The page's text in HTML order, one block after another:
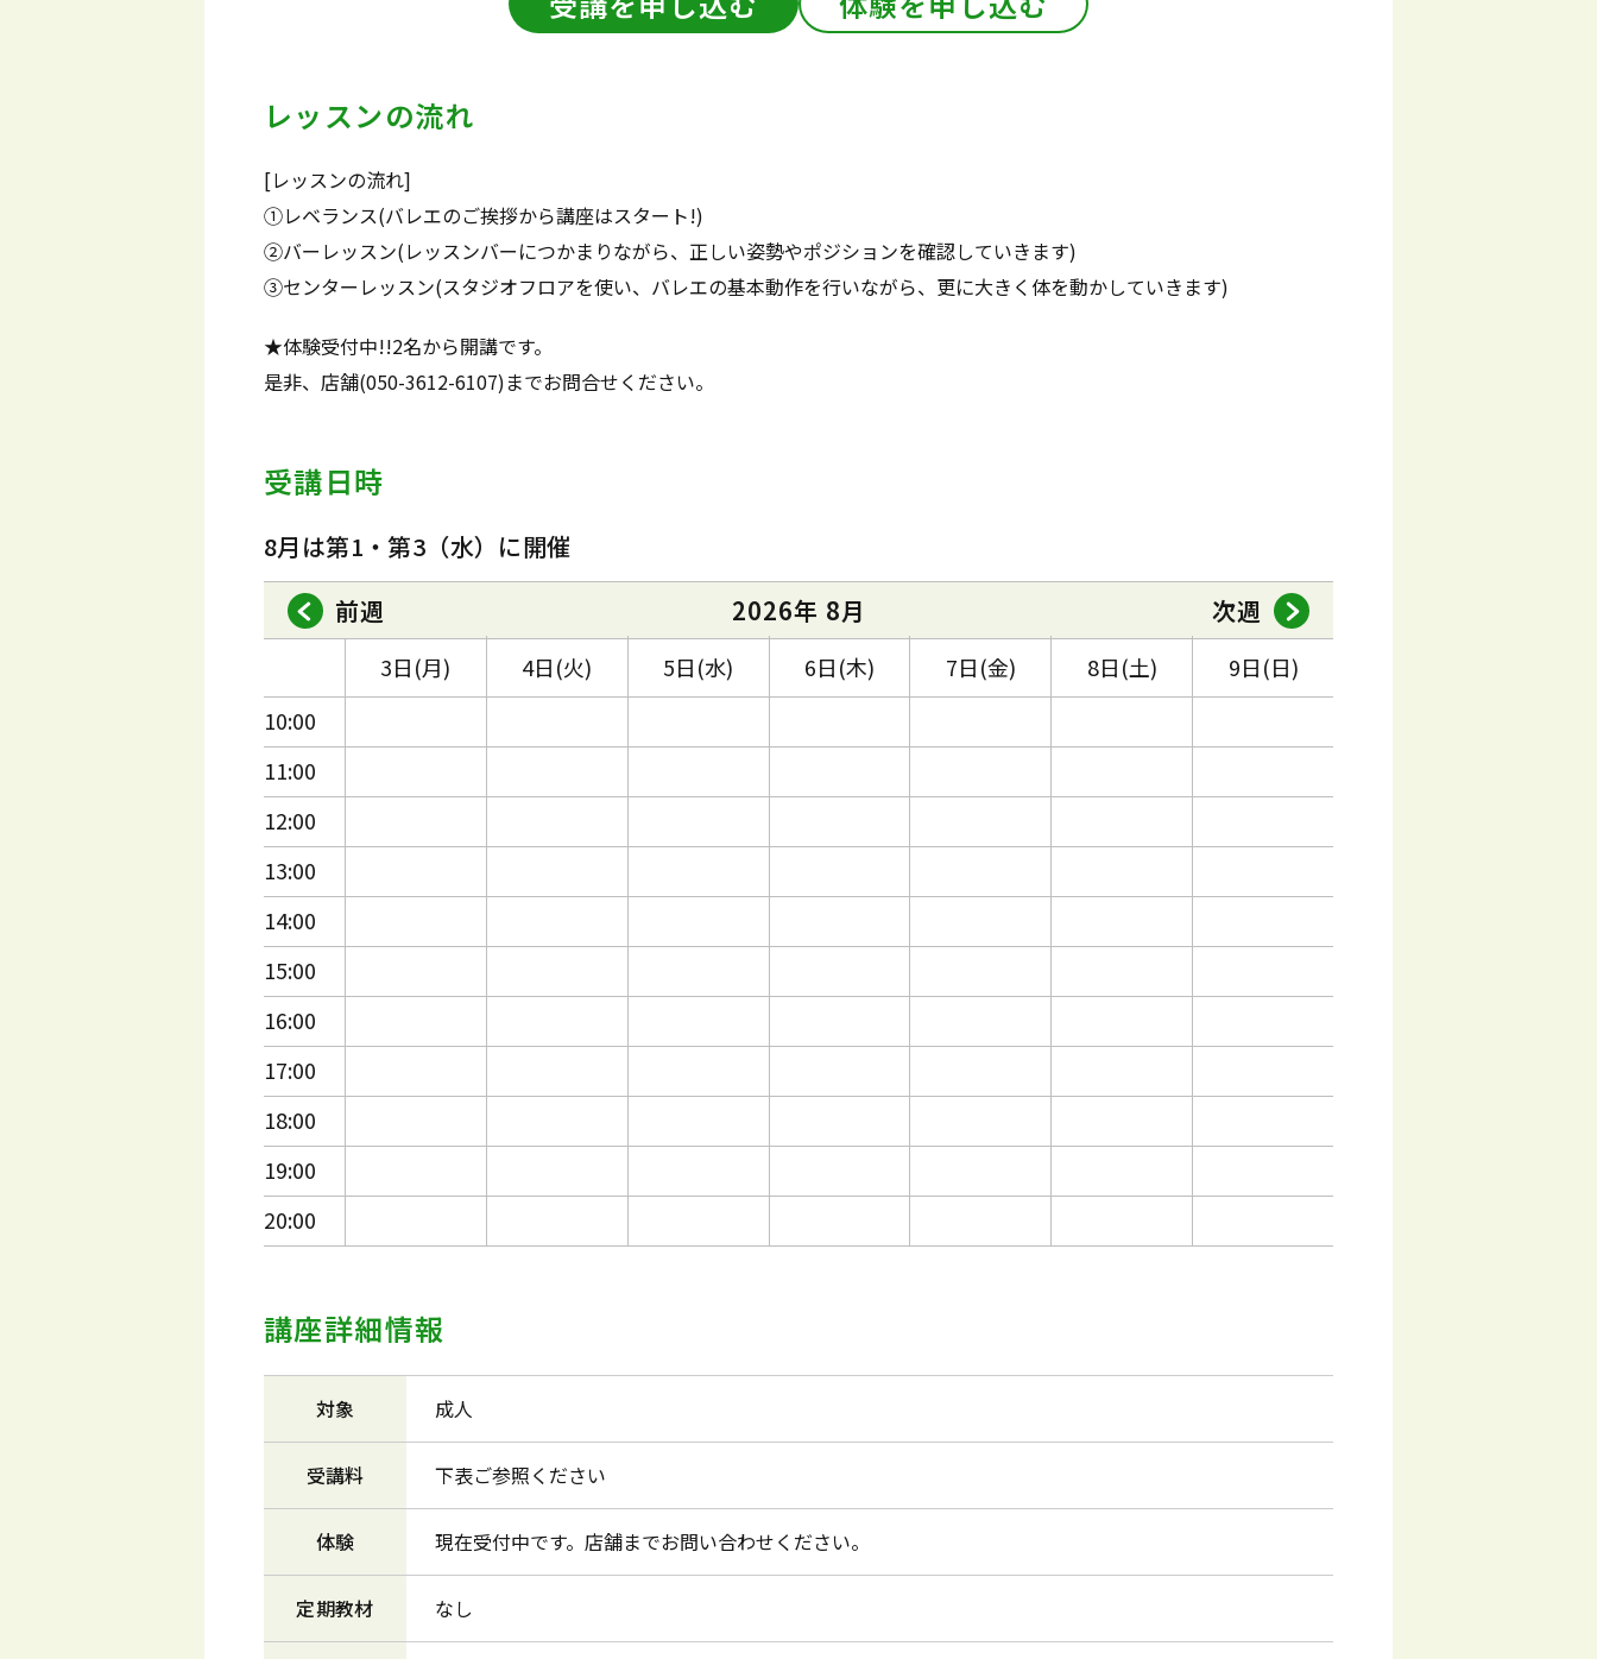
レッスンの流れ
[レッスンの流れ]
①レベランス(バレエのご挨拶から講座はスタート!)
②バーレッスン(レッスンバーにつかまりながら、正しい姿勢やポジションを確認していきます)
③センターレッスン(スタジオフロアを使い、バレエの基本動作を行いながら、更に大きく体を動かしていきます)
★体験受付中!!2名から開講です。
是非、店舗(050-3612-6107)までお問合せください。
受講日時
8月は第1・第3（水）に開催
前週
2026年 8月 次週
10:00
11:00
12:00
13:00
14:00
15:00
16:00
17:00
18:00
19:00
20:00
3日(月) 4日(火) 5日(水) 6日(木) 7日(金) 8日(土) 9日(日)
講座詳細情報
対象 成人
受講料 下表ご参照ください
体験 現在受付中です。店舗までお問い合わせください。
定期教材 なし